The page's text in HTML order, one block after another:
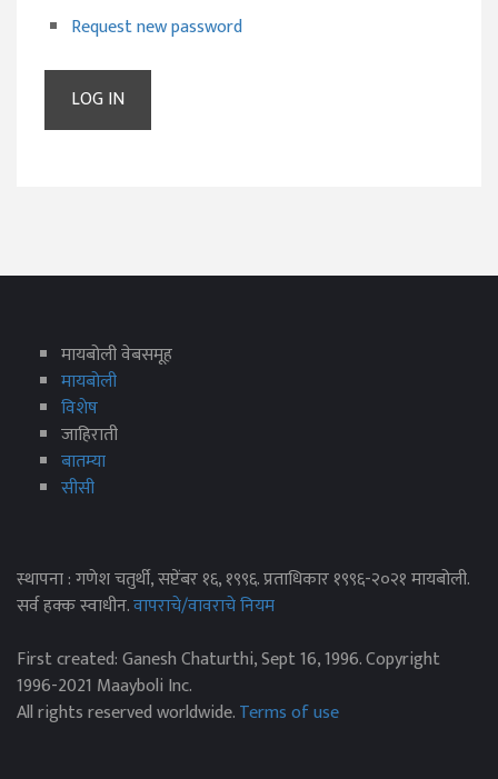
Request new password
मायबोली वेबसमूह
मायबोली
विशेष
जाहिराती
बातम्या
सीसी
स्थापना : गणेश चतुर्थी, सप्टेंबर १६, १९९६. प्रताधिकार १९९६-२०२१ मायबोली.
सर्व हक्क स्वाधीन.वापराचे/वावराचे नियम
First created: Ganesh Chaturthi, Sept 16, 1996. Copyright
1996-2021 Maayboli Inc.
All rights reserved worldwide.Terms of use